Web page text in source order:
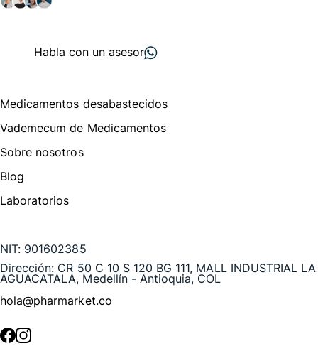
Habla con un asesor
Medicamentos desabastecidos
Vademecum de Medicamentos
Sobre nosotros
Blog
Laboratorios
NIT: 901602385
Dirección: CR 50 C 10 S 120 BG 111, MALL INDUSTRIAL LA
AGUACATALA, Medellín - Antioquia, COL
hola@pharmarket.co